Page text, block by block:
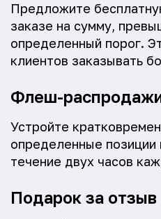
Предложите
заказе на сумму,
определенный порог.
клиентов заказывать
Флеш-
Устройте
определенные
течение двух часов
Подарок за отзыв